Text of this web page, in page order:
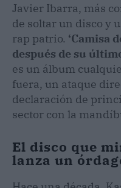
Javier Ibarra, más
de soltar un disco y
rap patrio. ‘Camisa
después de su
es un álbum
fuera, un ataque
declaración de
sector con la
El disco que
lanza un